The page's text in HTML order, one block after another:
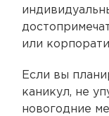
или
Если вы
каникул, не
новогодние